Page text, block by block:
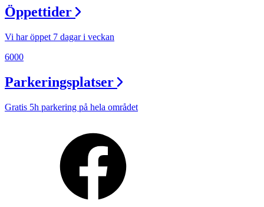
Öppettider
Vi har öppet 7 dagar i veckan
6000
Parkeringsplatser
Gratis 5h parkering på hela området